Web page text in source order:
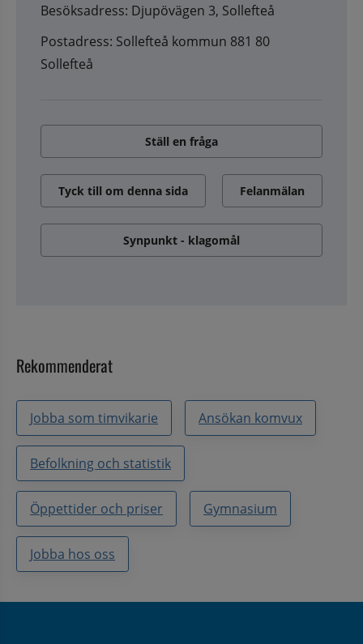
Besöksadress: Djupövägen 3, Sollefteå
Postadress: Sollefteå kommun 881 80
Sollefteå
Ställ en fråga
Tyck till om denna sida Felanmälan
Synpunkt - klagomål
Rekommenderat
Jobba som timvikarie Ansökan komvux
Befolkning och statistik
Öppettider och priser Gymnasium
Jobba hos oss